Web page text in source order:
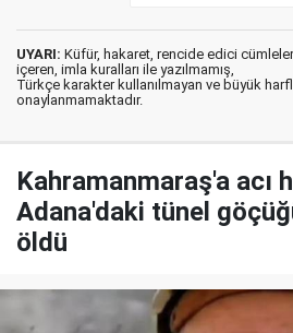
UYARI: Küfür, hakaret, rencide edici
içeren, imla kuralları ile yazılmamış,
Türkçe karakter kullanılmayan ve büyük
onaylanmamaktadır.
Kahramanmaraş'a acı
Adana'daki tünel
öldü